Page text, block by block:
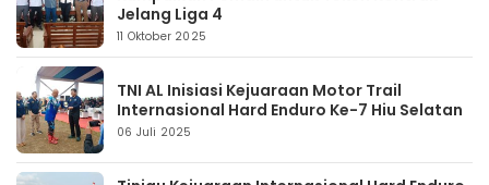
Jelang Liga 4
11 Oktober 2025
TNI AL Inisiasi Kejuaraan Motor Trail
Internasional Hard Enduro Ke-7 Hiu Selatan
06 Juli 2025